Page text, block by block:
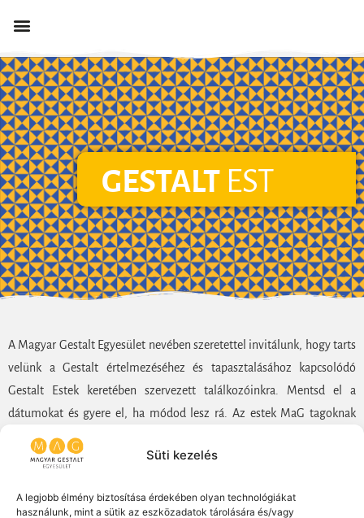
Süti kezelés
A legjobb élmény biztosítása érdekében olyan technológiákat
használunk, mint a sütik az eszközadatok tárolására és/vagy
GESTALT EST
A Magyar Gestalt Egyesület nevében szeretettel invitálunk, hogy tarts
velünk a Gestalt értelmezéséhez és tapasztalásához kapcsolódó
Gestalt Estek keretében szervezett találkozóinkra. Mentsd el a
dátumokat és gyere el, ha módod lesz rá. Az estek MaG tagoknak
ingyenesek (egyes esetekben ettől eltérhetünk, de azt mindig az adott
program meghívójában jelezzük), látogatóktól terembérlet